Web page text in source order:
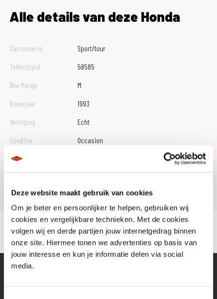
Deze website maakt gebruik van cookies
Om je beter en persoonlijker te helpen, gebruiken wij
cookies en vergelijkbare technieken. Met de cookies
volgen wij en derde partijen jouw internetgedrag binnen
onze site. Hiermee tonen we advertenties op basis van
jouw interesse en kun je informatie delen via social
media.
Alle details van deze Honda
Carrosserie
Sport/tour
Tellerstand
58585
Btw Marge
M
Bouwjaar
1993
Vestiging
Echt
Conditie
Occasion
Rijbewijs type